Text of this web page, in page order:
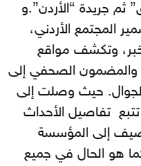
الحق” ثم جريدة “الأردن”.و
المجتمع الأردني،
وتكشف مواقع
والمضمون الصحفي إلى
حيث وصلت إلى
تفاصيل الأحداث
إلى المؤسسة
كما هو الحال في جميع